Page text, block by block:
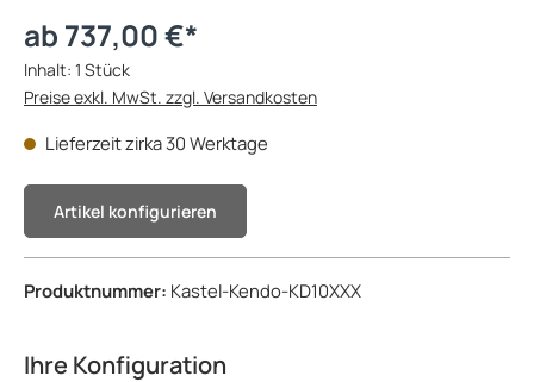
ab 737,00 €*
Inhalt: 1 Stück
Preise exkl. MwSt. zzgl. Versandkosten
Lieferzeit zirka 30 Werktage
Artikel konfigurieren
Produktnummer: Kastel-Kendo-KD10XXX
Ihre Konfiguration